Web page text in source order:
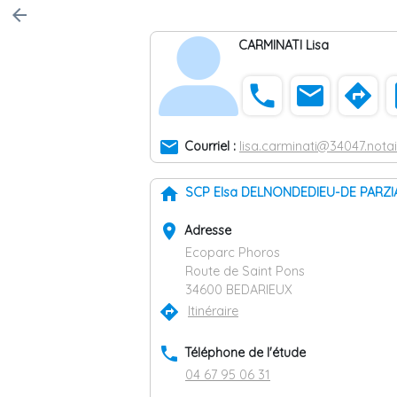
arrow_back
CARMINATI Lisa
phone email directions
email Courriel :
home SCP Elsa DELNONDEDIEU-DE
place Adresse
Ecoparc Phoros
Route de Saint Pons
34600 BEDARIEUX
directions Itinéraire
phone Téléphone de l'étude
04 67 95 06 31